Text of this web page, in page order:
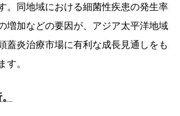
。同地域における細菌性疾患の発生率
増加などの要因が、アジア太平洋地域
蓋炎治療市場に有利な成長見通しをも
す。